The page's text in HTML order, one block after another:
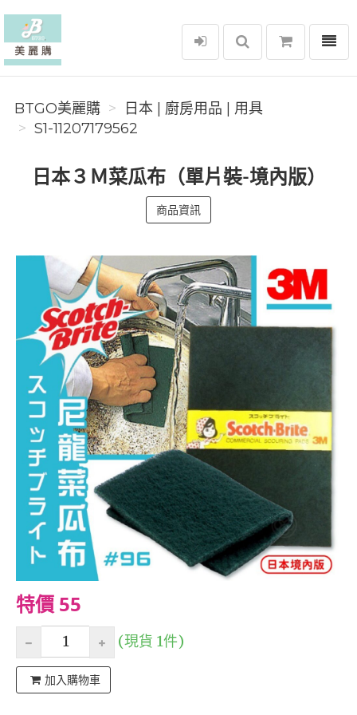
BTGO美麗購
選單
BTGO美麗購
日本 | 廚房用品 | 用具
S1-11207179562
日本３Ｍ菜瓜布（單片裝-境內版）
商品資訊
特價 55
(現貨 1件)
加入購物車